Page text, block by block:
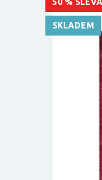
SKLADEM